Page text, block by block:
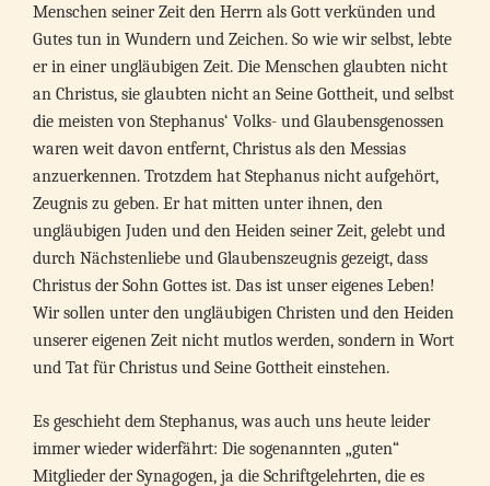
Menschen seiner Zeit den Herrn als Gott verkünden und
Gutes tun in Wundern und Zeichen. So wie wir selbst, lebte
er in einer ungläubigen Zeit. Die Menschen glaubten nicht
an Christus, sie glaubten nicht an Seine Gottheit, und selbst
die meisten von Stephanus‘ Volks- und Glaubensgenossen
waren weit davon entfernt, Christus als den Messias
anzuerkennen. Trotzdem hat Stephanus nicht aufgehört,
Zeugnis zu geben. Er hat mitten unter ihnen, den
ungläubigen Juden und den Heiden seiner Zeit, gelebt und
durch Nächstenliebe und Glaubenszeugnis gezeigt, dass
Christus der Sohn Gottes ist. Das ist unser eigenes Leben!
Wir sollen unter den ungläubigen Christen und den Heiden
unserer eigenen Zeit nicht mutlos werden, sondern in Wort
und Tat für Christus und Seine Gottheit einstehen.
Es geschieht dem Stephanus, was auch uns heute leider
immer wieder widerfährt: Die sogenannten „guten“
Mitglieder der Synagogen, ja die Schriftgelehrten, die es